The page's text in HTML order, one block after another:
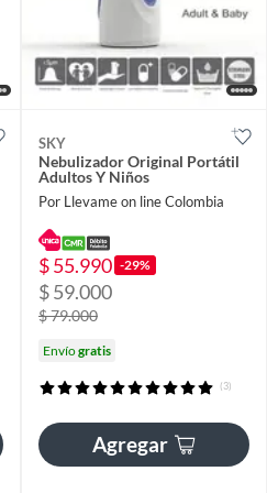
SKY
Nebulizador Original Portátil
Adultos Y Niños
Por Llevame on line Colombia
$ 55.990 -29%
$ 59.000
$ 79.000
Envíogratis
(3)
Agregar